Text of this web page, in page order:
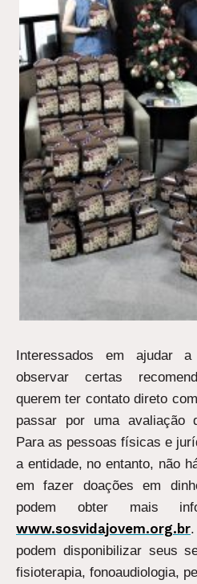
Interessados em ajudar a
observar certas
querem ter contato direto
passar por uma avaliação
Para as pessoas físicas e
a entidade, no entanto, não
em fazer doações em
podem obter mais
www.sosvidajovem.org.br
podem disponibilizar seus
fisioterapia, fonoaudiologia,